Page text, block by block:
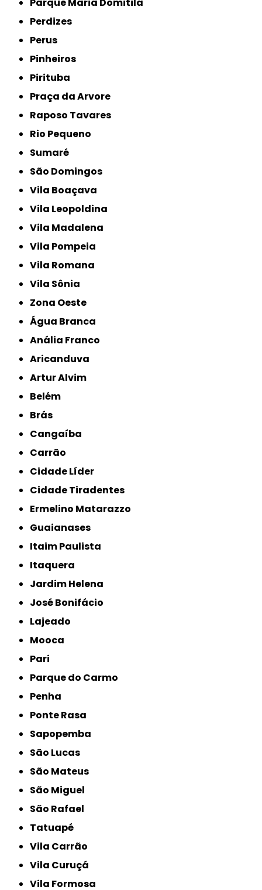
Perdizes
Perus
Pinheiros
Pirituba
Praça da Arvore
Raposo Tavares
Rio Pequeno
Sumaré
São Domingos
Vila Boaçava
Vila Leopoldina
Vila Madalena
Vila Pompeia
Vila Romana
Vila Sônia
Zona Oeste
Água Branca
Anália Franco
Aricanduva
Artur Alvim
Belém
Brás
Cangaíba
Carrão
Cidade Líder
Cidade Tiradentes
Ermelino Matarazzo
Guaianases
Itaim Paulista
Itaquera
Jardim Helena
José Bonifácio
Lajeado
Mooca
Pari
Parque do Carmo
Penha
Ponte Rasa
Sapopemba
São Lucas
São Mateus
São Miguel
São Rafael
Tatuapé
Vila Carrão
Vila Curuçá
Vila Formosa